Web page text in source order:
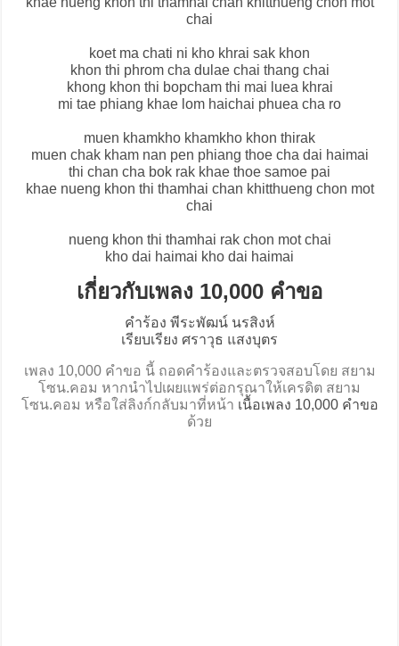
chai
koet ma chati ni kho khrai sak khon
khon thi phrom cha dulae chai thang chai
khong khon thi bopcham thi mai luea khrai
mi tae phiang khae lom haichai phuea cha ro
muen khamkho khamkho khon thirak
muen chak kham nan pen phiang thoe cha dai haimai
thi chan cha bok rak khae thoe samoe pai
khae nueng khon thi thamhai chan khitthueng chon mot
chai
nueng khon thi thamhai rak chon mot chai
kho dai haimai kho dai haimai
เกี่ยวกับเพลง 10,000 คำขอ
คำร้อง พีระพัฒน์ นรสิงห์
เรียบเรียง ศราวุธ แสงบุตร
เพลง 10,000 คำขอ นี้ ถอดคำร้องและตรวจสอบโดย สยาม
โซน.คอม หากนำไปเผยแพร่ต่อกรุณาให้เครดิต สยาม
โซน.คอม หรือใส่ลิงก์กลับมาที่หน้า เนื้อเพลง 10,000 คำขอ
ด้วย